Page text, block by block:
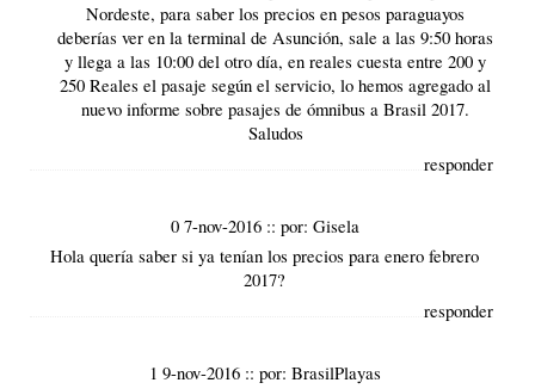
Nordeste, para saber los precios en pesos paraguayos
deberías ver en la terminal de Asunción, sale a las 9:50 horas
y llega a las 10:00 del otro día, en reales cuesta entre 200 y
250 Reales el pasaje según el servicio, lo hemos agregado al
nuevo informe sobrepasajes de ómnibus a Brasil 2017.
Saludos
responder
0 7-nov-2016 :: por: Gisela
Hola quería saber si ya tenían los precios para enero febrero
2017?
responder
1 9-nov-2016 :: por: BrasilPlayas